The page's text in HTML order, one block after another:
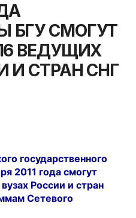
БГУ СМОГУТ
ВЕДУЩИХ
И СТРАН СНГ
государственного
2011 года смогут
России и стран
Сетевого